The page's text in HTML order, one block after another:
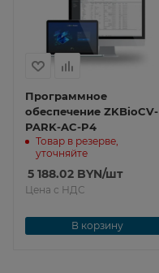
Программное
обеспечение ZKBioCV-
PARK-AC-P4
Товар в резерве,
уточняйте
5 188.02 BYN/шт
Цена с НДС
В корзину